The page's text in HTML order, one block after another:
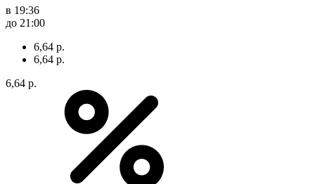
в 19:36
до 21:00
6,64 р.
6,64 р.
6,64 р.